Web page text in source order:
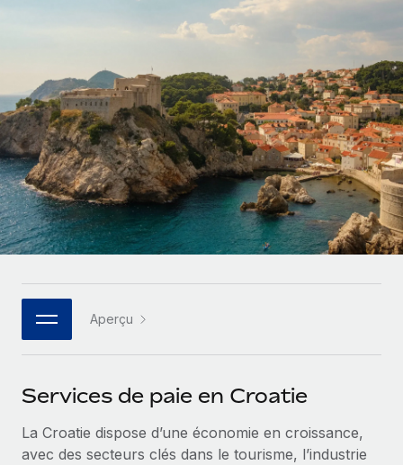
Gestion des freelances
Intégrez et gérez vos freelances partout dans le monde
PEO
Sous-traitez les opérations complexes liées à l’emploi
INFRASTRUCTURE
Intégration Remote
Intégrez vos RH aux flux de travail en toute simplicité
Plateforme
Connecter
Nouveau
Connectez n'importe quel outil d’IA à Remote grâce à
notre MCP
Intégrations
Examinez notre service par rapport aux autres
CROISSANCE
Start-ups
Des solutions agiles et internationales pour les RH et la
paie des entreprises en pleine croissance
Entreprises intermédiaires
Développez vos équipes avec des solutions RH sur
mesure
Entreprise
Les RH à l’international pour les grandes entreprises
Partenaires stratégiques de la tech
Devenir partenaire
Découvrez les devises disponibles et les vitesses de
paiement pour vos freelances internationaux
APPRENDRE AVEC REMOTE
Recherche et guides
Études de cas
Checklists et modèles
Descriptions de postes
Salle de presse
Français
Deutsch
Español
Italiano
Português (Portugal)
日本語
한국어
Connexion
Aperçu
Services de paie en Croatie
La Croatie dispose d’une économie en croissance,
avec des secteurs clés dans le tourisme, l’industrie